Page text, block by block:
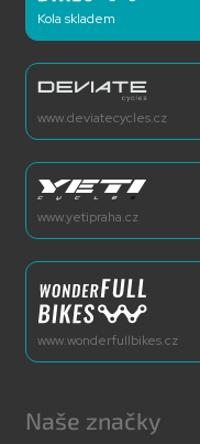
Kola skladem
www.deviatecycles.cz
www.yetipraha.cz
www.wonderfullbikes.cz
Naše značky